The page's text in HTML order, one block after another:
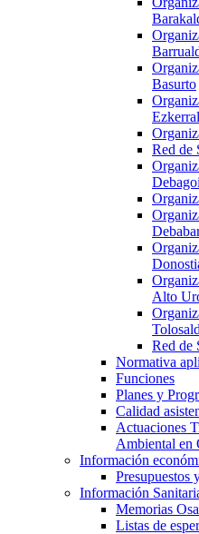
Basurto
Red de
Alto
Red de
Normativa
Funciones
Planes y
Calidad
Actuaciones
Ambiental en
Información
Presupuestos
Información
Memorias
Listas de